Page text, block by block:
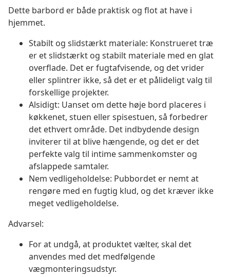
Dette barbord er både praktisk og flot at have i
hjemmet.
Stabilt og slidstærkt materiale: Konstrueret træ
er et slidstærkt og stabilt materiale med en glat
overflade. Det er fugtafvisende, og det vrider
eller splintrer ikke, så det er et pålideligt valg til
forskellige projekter.
Alsidigt: Uanset om dette høje bord placeres i
køkkenet, stuen eller spisestuen, så forbedrer
det ethvert område. Det indbydende design
inviterer til at blive hængende, og det er det
perfekte valg til intime sammenkomster og
afslappede samtaler.
Nem vedligeholdelse: Pubbordet er nemt at
rengøre med en fugtig klud, og det kræver ikke
meget vedligeholdelse.
Advarsel:
For at undgå, at produktet vælter, skal det
anvendes med det medfølgende
vægmonteringsudstyr.